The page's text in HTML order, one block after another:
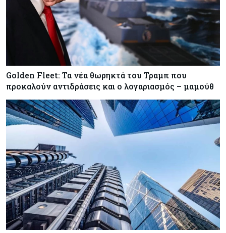
Golden Fleet: Τα νέα θωρηκτά του Τραμπ που
προκαλούν αντιδράσεις και ο λογαριασμός – μαμούθ